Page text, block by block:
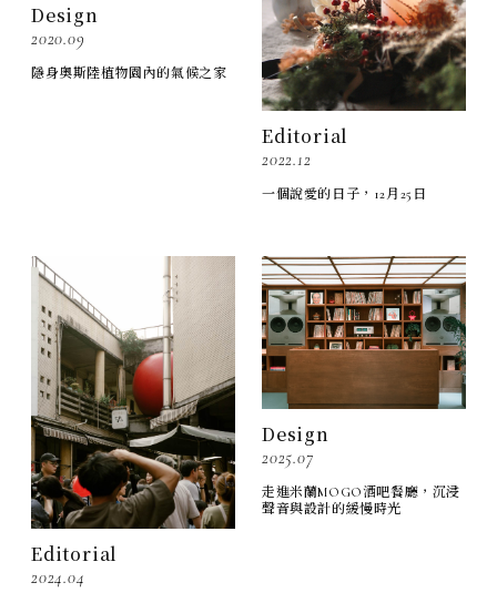
Design
2020.09
隱身奧斯陸植物園內的氣候之家
Editorial
2022.12
一個說愛的日子，12月25日
Editorial
2024.04
Design
2025.07
走進米蘭MOGO酒吧餐廳，沉浸
聲音與設計的緩慢時光